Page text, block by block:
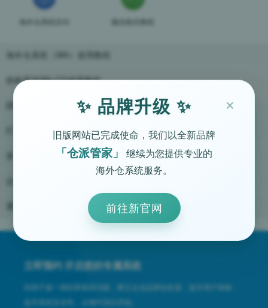
海外仓系统百问 微信相关教程
海外仓系统（W9）使用教程
拆柜系统W9-CG使用教程
国际物流系统T7使用教程
打单系统（P7）使用教程
派送系统L7使用教程
立即预约 开启您的专属系统
拒绝千篇一律的界面和功能，树立企业品牌知名度，提升用户体验，
提升系统安全性，从预约演示开始。
×
✨ 品牌升级 ✨
旧版网站已完成使命，我们以全新品牌
「仓派管家」
继续为您提供专业的
海外仓系统服务。
前往新官网